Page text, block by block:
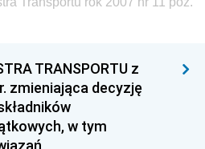
Klimatu
Funduszy i Polityki
Aktywów Państwowych
Zdrowia
TRANSPORTU z
zmieniająca decyzję
w tym